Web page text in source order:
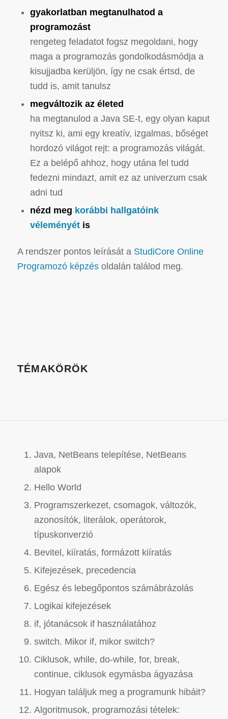
gyakorlatban megtanulhatod a
programozást
rengeteg feladatot fogsz megoldani, hogy
maga a programozás gondolkodásmódja a
kisujjadba kerüljön, így ne csak értsd, de
tudd is, amit tanulsz
megváltozik az életed
ha megtanulod a Java SE-t, egy olyan kaput
nyitsz ki, ami egy kreatív, izgalmas, bőséget
hordozó világot rejt: a programozás világát.
Ez a belépő ahhoz, hogy utána fel tudd
fedezni mindazt, amit ez az univerzum csak
adni tud
nézd meg korábbi hallgatóink
véleményétis
A rendszer pontos leírását a StudiCore Online
Programozó képzésoldalán találod meg.
TÉMAKÖRÖK
Java, NetBeans telepítése, NetBeans
alapok
Hello World
Programszerkezet, csomagok, változók,
azonosítók, literálok, operátorok,
típuskonverzió
Bevitel, kiíratás, formázott kiíratás
Kifejezések, precedencia
Egész és lebegőpontos számábrázolás
Logikai kifejezések
if, jótanácsok if használatához
switch. Mikor if, mikor switch?
Ciklusok, while, do-while, for, break,
continue, ciklusok egymásba ágyazása
Hogyan találjuk meg a programunk hibáit?
Algoritmusok, programozási tételek: